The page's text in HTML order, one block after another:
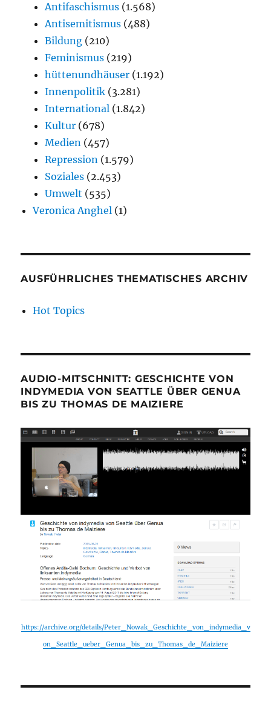
Antifaschismus (1.568)
Antisemitismus (488)
Bildung (210)
Feminismus (219)
hüttenundhäuser (1.192)
Innenpolitik (3.281)
International (1.842)
Kultur (678)
Medien (457)
Repression (1.579)
Soziales (2.453)
Umwelt (535)
Veronica Anghel (1)
AUSFÜHRLICHES THEMATISCHES ARCHIV
Hot Topics
AUDIO-MITSCHNITT: GESCHICHTE VON
INDYMEDIA VON SEATTLE ÜBER GENUA
BIS ZU THOMAS DE MAIZIERE
https://archive.org/details/Peter_Nowak_Geschichte_von_indymedia_v
on_Seattle_ueber_Genua_bis_zu_Thomas_de_Maiziere